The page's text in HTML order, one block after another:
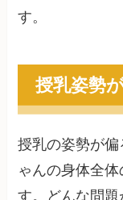
す。
授乳姿勢
授乳の姿勢が
ゃんの身体全
す。どんな問題